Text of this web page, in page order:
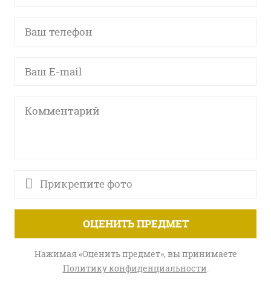
Прикрепите фото
ОЦЕНИТЬ ПРЕДМЕТ
Нажимая «Оценить предмет», вы принимаете
Политику конфиденциальности.